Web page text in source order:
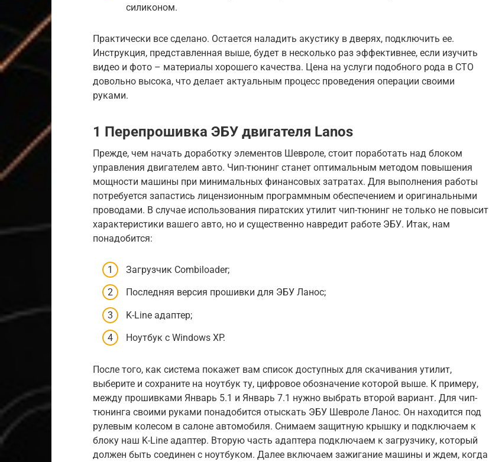
силиконом.
Практически все сделано. Остается наладить акустику в дверях, подключить ее.
Инструкция, представленная выше, будет в несколько раз эффективнее, если изучить
видео и фото – материалы хорошего качества. Цена на услуги подобного рода в СТО
довольно высока, что делает актуальным процесс проведения операции своими
руками.
1 Перепрошивка ЭБУ двигателя Lanos
Прежде, чем начать доработку элементов Шевроле, стоит поработать над блоком
управления двигателем авто. Чип-тюнинг станет оптимальным методом повышения
мощности машины при минимальных финансовых затратах. Для выполнения работы
потребуется запастись лицензионным программным обеспечением и оригинальными
проводами. В случае использования пиратских утилит чип-тюнинг не только не повысит
характеристики вашего авто, но и существенно навредит работе ЭБУ. Итак, нам
понадобится:
Загрузчик Combiloader;
Последняя версия прошивки для ЭБУ Ланос;
K-Line адаптер;
Ноутбук с Windows XP.
После того, как система покажет вам список доступных для скачивания утилит,
выберите и сохраните на ноутбук ту, цифровое обозначение которой выше. К примеру,
между прошивками Январь 5.1 и Январь 7.1 нужно выбрать второй вариант. Для чип-
тюнинга своими руками понадобится отыскать ЭБУ Шевроле Ланос. Он находится под
рулевым колесом в салоне автомобиля. Снимаем защитную крышку и подключаем к
блоку наш K-Line адаптер. Вторую часть адаптера подключаем к загрузчику, который
должен быть соединен с ноутбуком. Далее включаем зажигание машины и ждем, когда